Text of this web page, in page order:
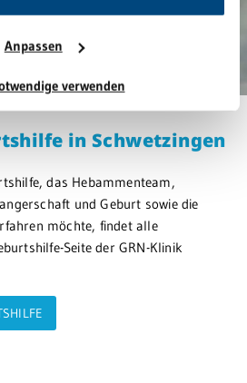
Anpassen
verwenden
in Schwetzingen
das Hebammenteam,
und Geburt sowie die
möchte, findet alle
Seite der GRN-Klinik